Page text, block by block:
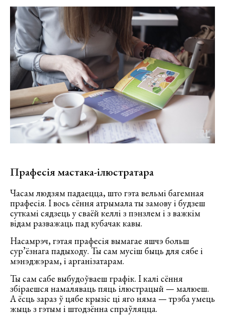
Прафесія мастака-ілюстратара
Часам людзям падаецца, што гэта вельмі багемная
прафесія. І вось сёння атрымала ты замову і будзеш
суткамі сядзець у сваёй келлі з пэнзлем і з важкім
відам разважаць пад кубачак кавы.
Насамрэч, гэтая прафесія вымагае яшчэ больш
сур’ёзнага падыходу. Ты сам мусіш быць для сябе і
мэнэджэрам, і арганізатарам.
Ты сам сабе выбудоўваеш графік. І калі сёння
збіраешся намаляваць пяць ілюстрацый — малюеш.
А ёсць зараз ў цябе крызіс ці яго няма — трэба умець
жыць з гэтым і штодзённа спраўляцца.